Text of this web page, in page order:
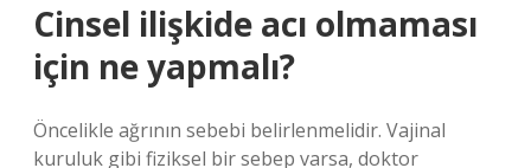
Cinsel ilişkide acı olmaması
için ne yapmalı?
Öncelikle ağrının sebebi belirlenmelidir. Vajinal
kuruluk gibi fiziksel bir sebep varsa, doktor